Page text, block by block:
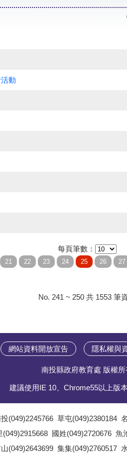
動
每頁筆數：
No. 241 ~ 250 共 1553 筆
網站資料開放宣告 隱私權與
南投縣政府教育處 版權所
建議使用IE 10、Chrome55以上版
(049)2245766 草屯(049)2380184
(049)2915668 國姓(049)2720676 魚
(049)2643699 集集(049)2760517